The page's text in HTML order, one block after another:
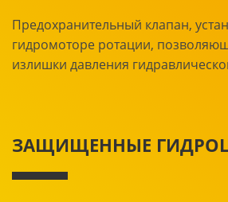
Предохранительный клапан,
гидромоторе ротации,
излишки давления
ЗАЩИЩЕННЫЕ